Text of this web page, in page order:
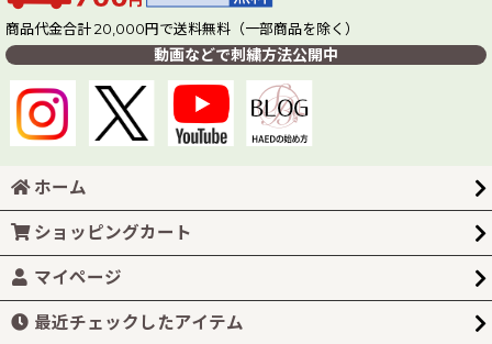
商品代金合計 20,000円で送料無料（一部商品を除く）
動画などで刺繍方法公開中
ホーム
ショッピングカート
マイページ
最近チェックしたアイテム